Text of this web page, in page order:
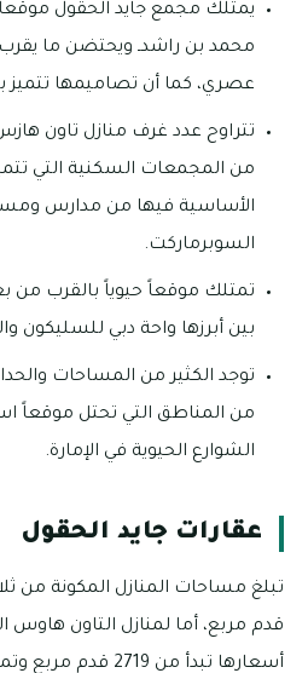
يمتلك مجمع جايد الحقول
عصري، كما أن تصاميمها تتميز
من المجمعات السكنية التي
الأساسية فيها من مدارس
السوبرماركت.
تمتلك موقعاً حيوياً بالقرب
بين أبرزها واحة دبي للسليكون
توجد الكثير من المساحات
من المناطق التي تحتل موقعاً
الشوارع الحيوية في الإمارة.
عقارات جايد الحقول
قدم مربع، أما لمنازل التاون
أسعارها تبدأ من